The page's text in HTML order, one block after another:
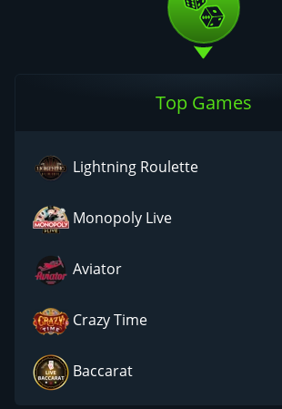
Top Games
Lightning Roulette
Monopoly Live
Aviator
Crazy Time
Baccarat